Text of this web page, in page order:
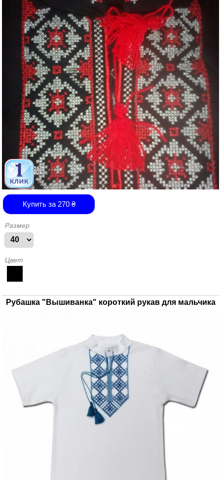
Купить за 270₴
Размер
Цвет
Рубашка "Вышиванка" короткий рукав для мальчика